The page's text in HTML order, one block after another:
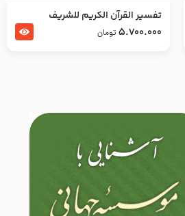
تفسير القرآن الكريم للشريف
المرتضي قدس سرّه
5.700.000 تومان